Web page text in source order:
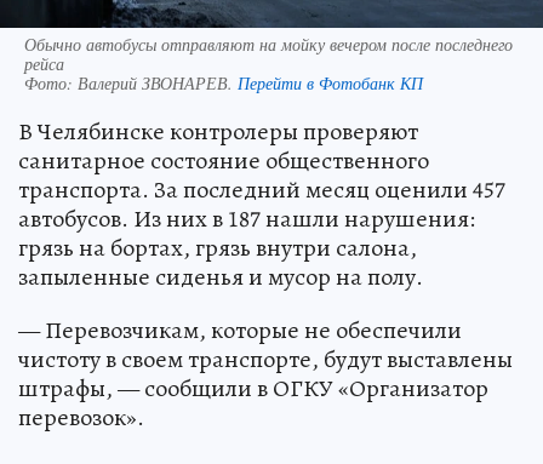
Обычно автобусы отправляют на мойку вечером после последнего
рейса
Фото: Валерий ЗВОНАРЕВ. Перейти в Фотобанк КП
В Челябинске контролеры проверяют
санитарное состояние общественного
транспорта. За последний месяц оценили 457
автобусов. Из них в 187 нашли нарушения:
грязь на бортах, грязь внутри салона,
запыленные сиденья и мусор на полу.
— Перевозчикам, которые не обеспечили
чистоту в своем транспорте, будут выставлены
штрафы, — сообщили в ОГКУ «Организатор
перевозок».